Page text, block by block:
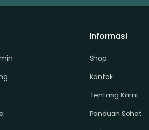
Informasi
Shop
Kontak
Tentang Kami
Panduan Sehat